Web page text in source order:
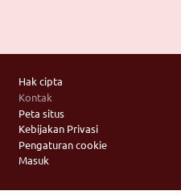
Hak cipta
Kontak
Peta situs
Kebijakan Privasi
Pengaturan cookie
Masuk